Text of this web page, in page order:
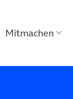
Mitmachen